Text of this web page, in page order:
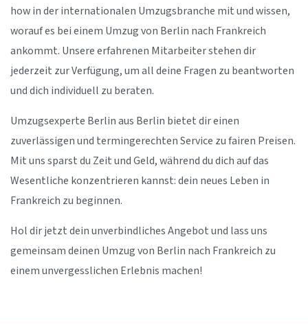
how in der internationalen Umzugsbranche mit und wissen,
worauf es bei einem Umzug von Berlin nach Frankreich
ankommt. Unsere erfahrenen Mitarbeiter stehen dir
jederzeit zur Verfügung, um all deine Fragen zu beantworten
und dich individuell zu beraten.
Umzugsexperte Berlin aus Berlin bietet dir einen
zuverlässigen und termingerechten Service zu fairen Preisen.
Mit uns sparst du Zeit und Geld, während du dich auf das
Wesentliche konzentrieren kannst: dein neues Leben in
Frankreich zu beginnen.
Hol dir jetzt dein unverbindliches Angebot und lass uns
gemeinsam deinen Umzug von Berlin nach Frankreich zu
einem unvergesslichen Erlebnis machen!